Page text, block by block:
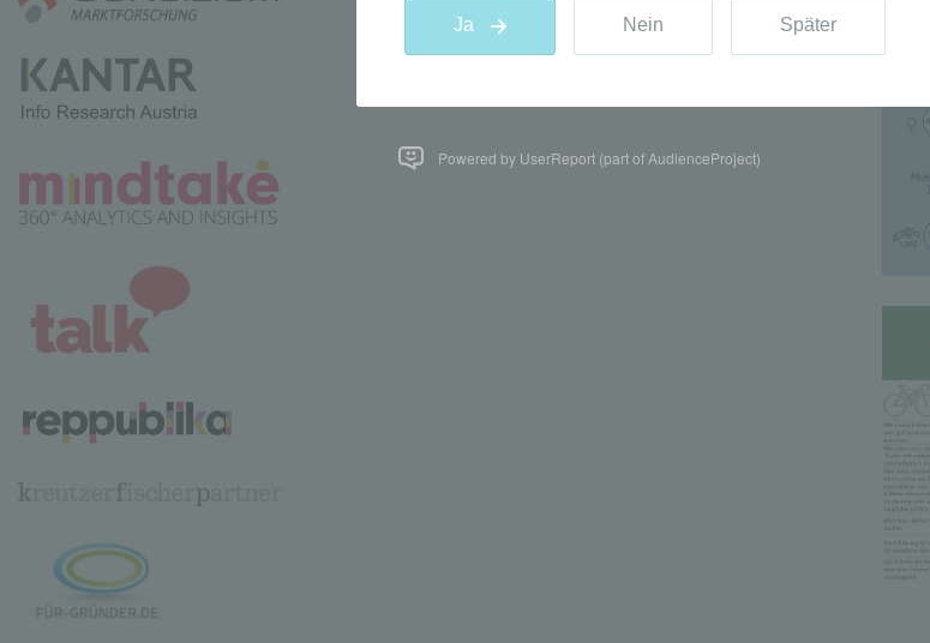
Powered by UserReport (part of AudienceProject)